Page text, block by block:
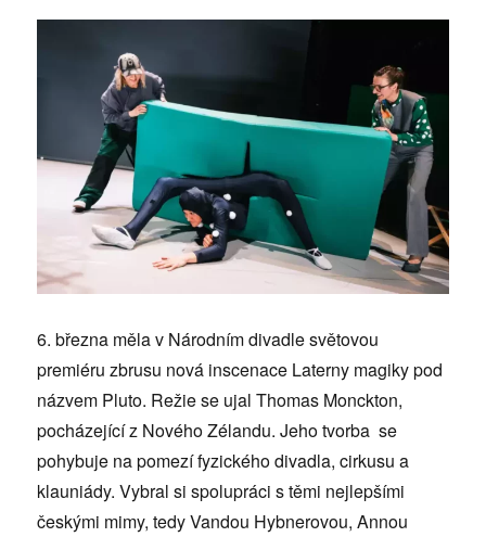
6. března měla v Národním divadle světovou
premiéru zbrusu nová inscenace Laterny magiky pod
názvem Pluto. Režie se ujal Thomas Monckton,
pocházející z Nového Zélandu. Jeho tvorba se
pohybuje na pomezí fyzického divadla, cirkusu a
klauniády. Vybral si spolupráci s těmi nejlepšími
českými mimy, tedy Vandou Hybnerovou, Annou